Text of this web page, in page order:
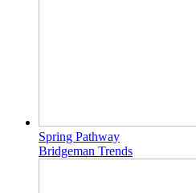
Spring Pathway
Bridgeman Trends